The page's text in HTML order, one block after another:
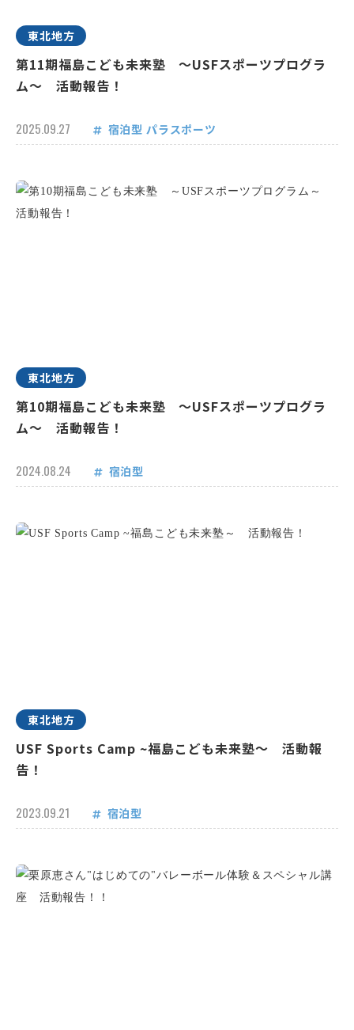
東北地方
第11期福島こども未来塾 ～USFスポーツプログラ
ム～ 活動報告！
2025.09.27 宿泊型 パラスポーツ
東北地方
第10期福島こども未来塾 ～USFスポーツプログラ
ム～ 活動報告！
2024.08.24 宿泊型
東北地方
USF Sports Camp ~福島こども未来塾～ 活動報
告！
2023.09.21 宿泊型